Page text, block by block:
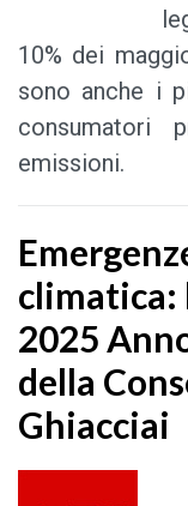
10% dei
sono anche i
consumatori
emissioni.
climatica:
2025
della
Ghiacciai